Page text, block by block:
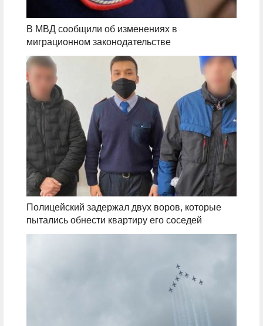
В МВД сообщили об изменениях в
миграционном законодательстве
Полицейский задержал двух воров, которые
пытались обнести квартиру его соседей